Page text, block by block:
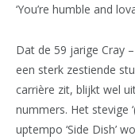
‘You’re humble and
Dat de 59 jarige Cray
een sterk zestiende
carrière zit, blijkt wel
nummers. Het stevige
uptempo ‘Side Dish’